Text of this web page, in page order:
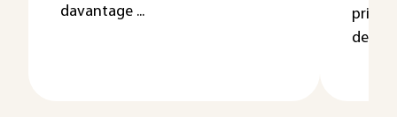
davantage ...
des ...